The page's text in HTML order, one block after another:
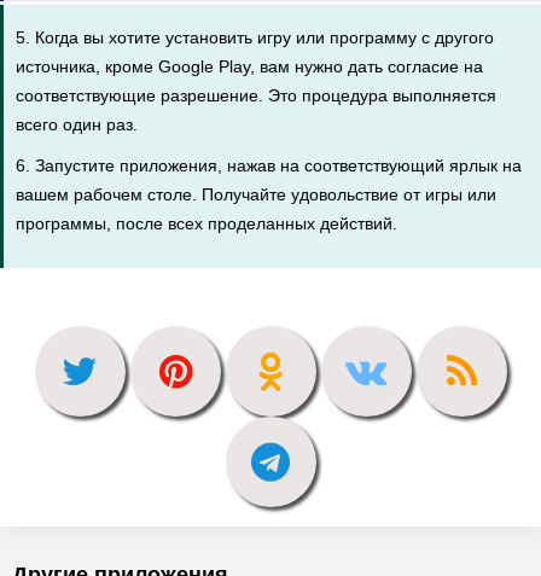
5. Когда вы хотите установить игру или программу с другого
источника, кроме Google Play, вам нужно дать согласие на
соответствующие разрешение. Это процедура выполняется
всего один раз.
6. Запустите приложения, нажав на соответствующий ярлык на
вашем рабочем столе. Получайте удовольствие от игры или
программы, после всех проделанных действий.